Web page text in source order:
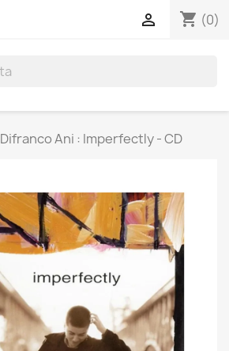
shopping_cart (0)

Difranco Ani : Imperfectly - CD